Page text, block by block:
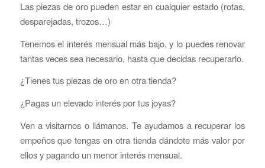
Las piezas de oro pueden estar en cualquier estado (rotas,
desparejadas, trozos…)
Tenemos el interés mensual más bajo, y lo puedes renovar
tantas veces sea necesario, hasta que decidas recuperarlo.
¿Tienes tus piezas de oro en otra tienda?
¿Pagas un elevado interés por tus joyas?
Ven a visitarnos o llámanos. Te ayudamos a recuperar los
empeños que tengas en otra tienda dándote más valor por
ellos y pagando un menor interés mensual.